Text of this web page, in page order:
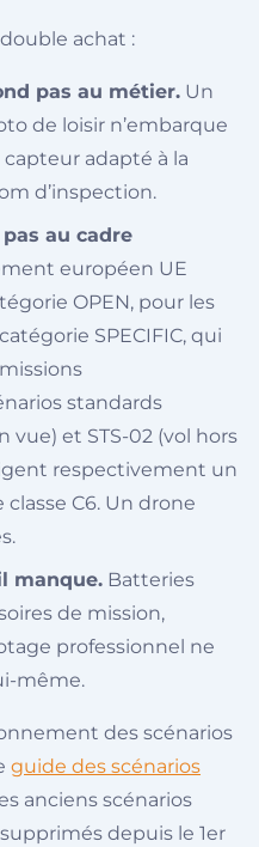
achat :
pas au métier. Un
de loisir n’embarque
adapté à la
d’inspection.
au cadre
européen UE
OPEN, pour les
SPECIFIC, qui
standards
vue) et STS-02 (vol hors
respectivement un
C6. Un drone
manque. Batteries
de mission,
professionnel ne
même.
des scénarios
guide des scénarios
anciens scénarios
depuis le 1er